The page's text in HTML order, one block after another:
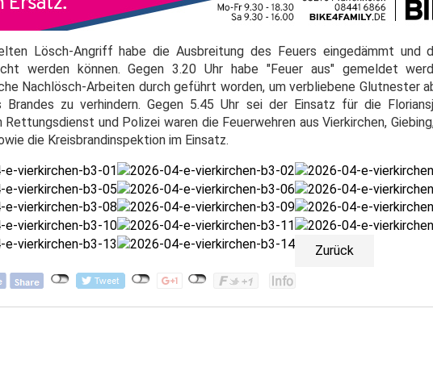
Lösch-Angriff habe die Ausbreitung des Feuers eingedämmt und
werden können. Gegen 3.20 Uhr habe "Feuer aus" gemeldet
Nachlösch-Arbeiten durch geführt worden, um verbliebene Glutnester
Brandes zu verhindern. Gegen 5.45 Uhr sei der Einsatz für die
Rettungsdienst und Polizei waren die Feuerwehren aus Vierkirchen,
die Kreisbrandinspektion im Einsatz.
Zurück